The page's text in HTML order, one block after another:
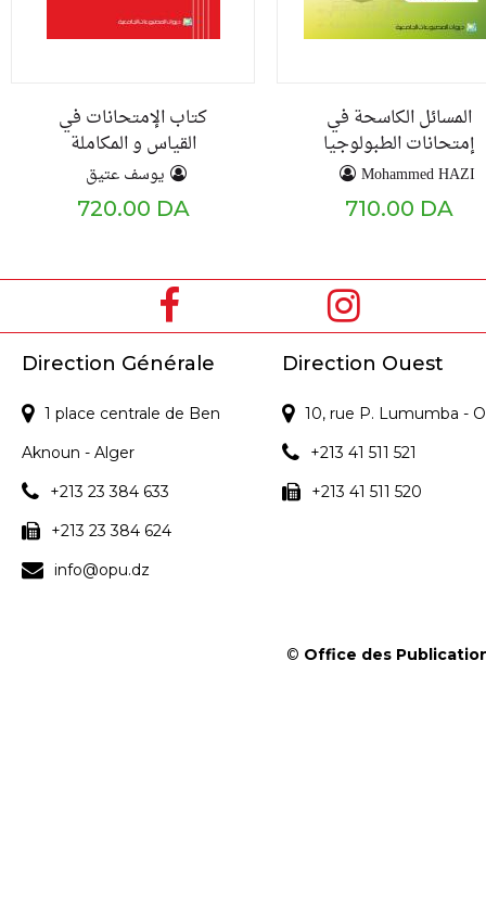
كتاب الإمتحانات في
القياس و المكاملة
يوسف عتيق
720.00 DA
المسائل الكاسحة في
إمتحانات الطبولوجيا
Mohammed HAZI
710.00 DA
Direction Générale
1 place centrale de Ben
Aknoun - Alger
+213 23 384 633
+213 23 384 624
info@opu.dz
Direction Ouest
10, rue P. Lumumba -
+213 41 511 521
+213 41 511 520
© Office des